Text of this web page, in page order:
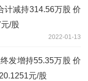
计减持314.56万股 价
/股
2022-01-13
发增持55.35万股 价
元/股